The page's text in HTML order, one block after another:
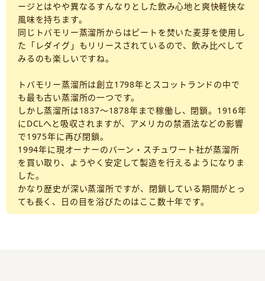
ージとはやや異なるすんなりとした飲み心地と爽快軽快な
風味を持ちます。
同じトバモリー蒸溜所からはピートを焚いた麦芽を使用し
た「レダイグ」もリリースされているので、飲み比べして
みるのも楽しいですね。
トバモリー蒸溜所は創立1798年とスコットランドの中で
も最も古い蒸溜所の一つです。
しかし蒸溜所は1837〜1878年まで稼働し、閉鎖。1916年
にDCLへと吸収されますが、アメリカの禁酒法などの影響
で1975年に再び閉鎖。
1994年に現オーナーのバーン・スチュワート社が蒸溜所
を買い取り、ようやく安定して製造を行えるようになりま
した。
かなり歴史が深い蒸溜所ですが、閉鎖している期間がとっ
ても長く、日の目を浴びたのはここ数十年です。